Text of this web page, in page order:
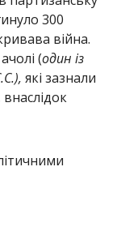
300
війна.
(один із
які зазнали